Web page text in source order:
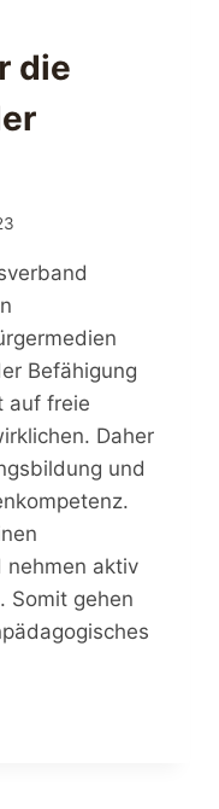
die
Befähigung
auf freie
Daher
und
nehmen aktiv
Somit gehen